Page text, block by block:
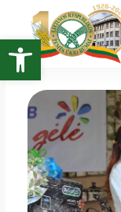
Open toolbar
turinio